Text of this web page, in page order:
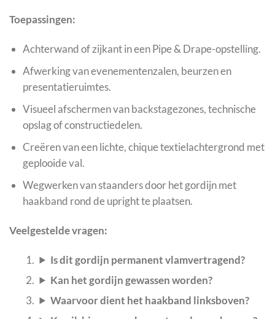
Toepassingen:
Achterwand of zijkant in een Pipe & Drape-opstelling.
Afwerking van evenementenzalen, beurzen en
presentatieruimtes.
Visueel afschermen van backstagezones, technische
opslag of constructiedelen.
Creëren van een lichte, chique textielachtergrond met
geplooide val.
Wegwerken van staanders door het gordijn met
haakband rond de upright te plaatsen.
Veelgestelde vragen:
Is dit gordijn permanent vlamvertragend?
Kan het gordijn gewassen worden?
Waarvoor dient het haakband linksboven?